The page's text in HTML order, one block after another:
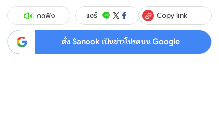
กดฟัง แชร์ Copy link
ตั้ง Sanook เป็นข่าวโปรดบน Google